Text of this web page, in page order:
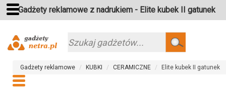
Gadżety reklamowe z nadrukiem - Elite kubek II gatunek
Szukaj
Gadżety reklamowe KUBKI CERAMICZNE Elite kubek II gatunek